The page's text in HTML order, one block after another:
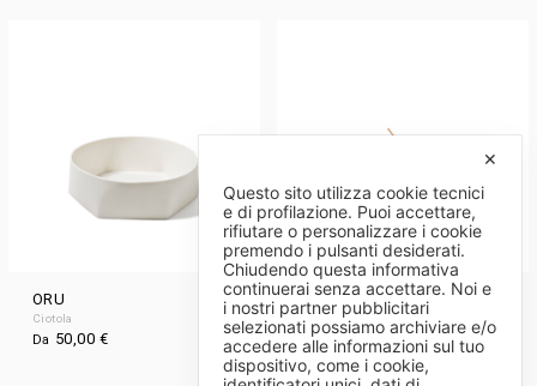
ORU
Ciotola
Da 50,00€
HALF MOON II
Ciotola
Da250,00 €
✕
Questo sito utilizza cookie tecnici
e di profilazione. Puoi accettare,
rifiutare o personalizzare i cookie
premendo i pulsanti desiderati.
Chiudendo questa informativa
continuerai senza accettare. Noi e
i nostri partner pubblicitari
selezionati possiamo archiviare e/o
accedere alle informazioni sul tuo
dispositivo, come i cookie,